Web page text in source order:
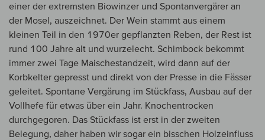
einer der extremsten Biowinzer und Spontanvergärer an
der Mosel, auszeichnet. Der Wein stammt aus einem
kleinen Teil in den 1970er gepflanzten Reben, der Rest ist
rund 100 Jahre alt und wurzelecht. Schimbock bekommt
immer zwei Tage Maischestandzeit, wird dann auf der
Korbkelter gepresst und direkt von der Presse in die Fässer
geleitet. Spontane Vergärung im Stückfass, Ausbau auf der
Vollhefe für etwas über ein Jahr. Knochentrocken
durchgegoren. Das Stückfass ist erst in der zweiten
Belegung, daher haben wir sogar ein bisschen Holzeinfluss